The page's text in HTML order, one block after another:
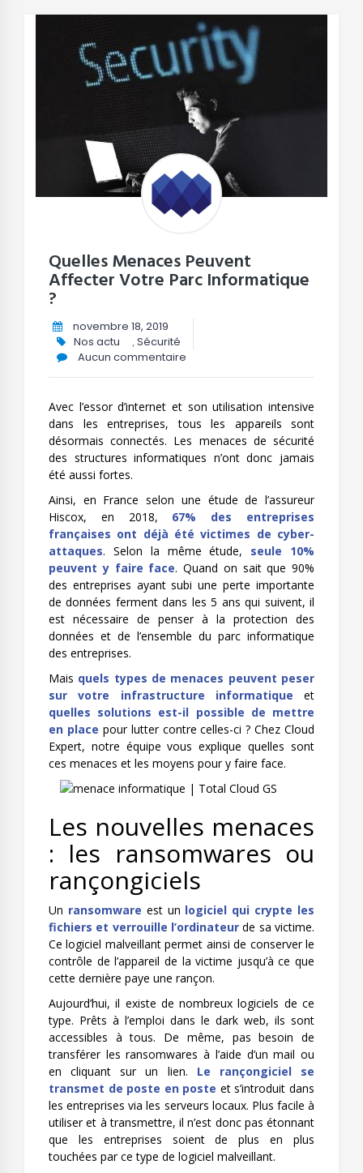
Quelles Menaces Peuvent
Affecter Votre Parc Informatique
?
novembre 18, 2019
Nos actu
,Sécurité
Aucun commentaire
Avec l’essor d’internet et son utilisation intensive
dans les entreprises, tous les appareils sont
désormais connectés. Les menaces de sécurité
des structures informatiques n’ont donc jamais
été aussi fortes.
Ainsi, en France selon une étude de l’assureur
Hiscox, en 2018, 67% des entreprises
françaises ont déjà été victimes de cyber-
attaques. Selon la même étude, seule 10%
peuvent y faire face. Quand on sait que 90%
des entreprises ayant subi une perte importante
de données ferment dans les 5 ans qui suivent, il
est nécessaire de penser à la protection des
données et de l’ensemble du parc informatique
des entreprises.
Mais quels types de menaces peuvent peser
sur votre infrastructure informatique et
quelles solutions est-il possible de mettre
en place pour lutter contre celles-ci ? Chez Cloud
Expert, notre équipe vous explique quelles sont
ces menaces et les moyens pour y faire face.
Les nouvelles menaces
: les ransomwares ou
rançongiciels
Un ransomware est un logiciel qui crypte les
fichiers et verrouille l’ordinateur de sa victime.
Ce logiciel malveillant permet ainsi de conserver le
contrôle de l’appareil de la victime jusqu’à ce que
cette dernière paye une rançon.
Aujourd’hui, il existe de nombreux logiciels de ce
type. Prêts à l’emploi dans le dark web, ils sont
accessibles à tous. De même, pas besoin de
transférer les ransomwares à l’aide d’un mail ou
en cliquant sur un lien. Le rançongiciel se
transmet de poste en poste et s’introduit dans
les entreprises via les serveurs locaux. Plus facile à
utiliser et à transmettre, il n’est donc pas étonnant
que les entreprises soient de plus en plus
touchées par ce type de logiciel malveillant.